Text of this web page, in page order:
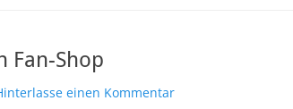
Fan-Shop
einen Kommentar